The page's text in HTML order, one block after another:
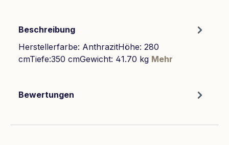
Beschreibung
Herstellerfarbe: AnthrazitHöhe: 280
cmTiefe:350 cmGewicht: 41.70 kg Mehr
Bewertungen